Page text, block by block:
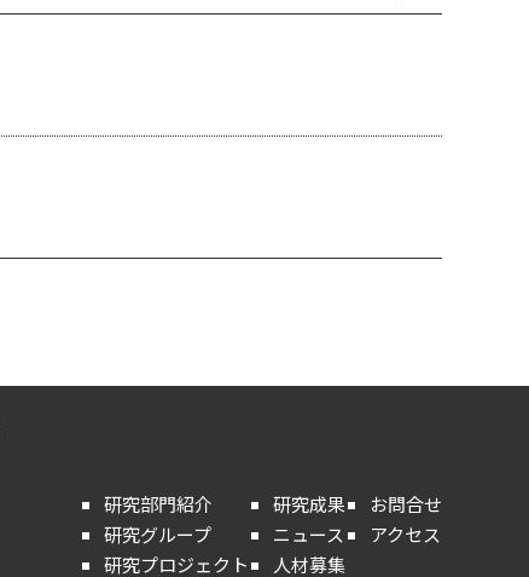
研究部門紹介
研究グループ
研究プロジェクト
研究成果
ニュース
人材募集
お問合せ
アクセス